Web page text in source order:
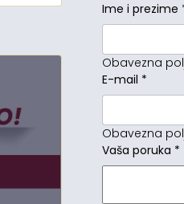
Ime i prezime
Obavezna
E-mail *
Obavezna
Vaša poruka *